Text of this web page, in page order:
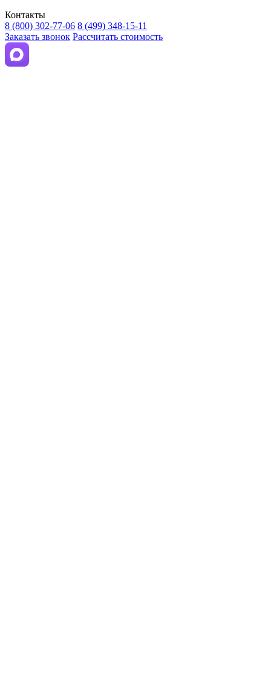
Контакты
8 (800) 302-77-06 8 (499) 348-15-11
Заказать звонок Рассчитать стоимость